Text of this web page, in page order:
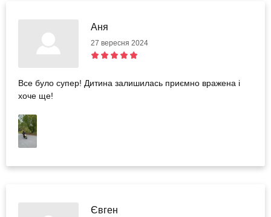
Аня
27 вересня 2024
Все було супер! Дитина залишилась приємно вражена і
хоче ще!
Євген